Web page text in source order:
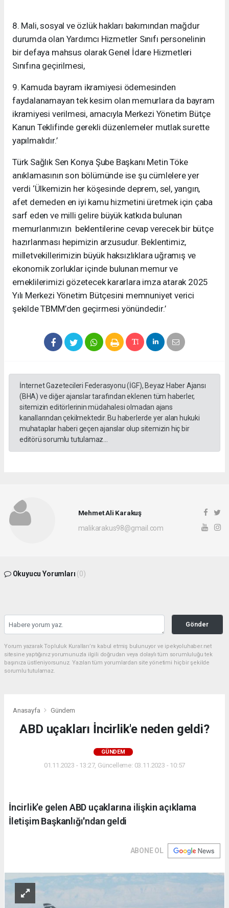
8. Mali, sosyal ve özlük hakları bakımından mağdur
durumda olan Yardımcı Hizmetler Sınıfı personelinin
bir defaya mahsus olarak Genel İdare Hizmetleri
Sınıfına geçirilmesi,
9. Kamuda bayram ikramiyesi ödemesinden
faydalanamayan tek kesim olan memurlara da bayram
ikramiyesi verilmesi, amacıyla Merkezi Yönetim Bütçe
Kanun Teklifinde gerekli düzenlemeler mutlak surette
yapılmalıdır.’
Türk Sağlık Sen Konya Şube Başkanı Metin Töke
anıklamasının son bölümünde ise şu cümlelere yer
verdi ‘Ülkemizin her köşesinde deprem, sel, yangın,
afet demeden en iyi kamu hizmetini üretmek için çaba
sarf eden ve milli gelire büyük katkıda bulunan
memurlarımızın beklentilerine cevap verecek bir bütçe
hazırlanması hepimizin arzusudur. Beklentimiz,
milletvekillerimizin büyük haksızlıklara uğramış ve
ekonomik zorluklar içinde bulunan memur ve
emeklilerimizi gözetecek kararlara imza atarak 2025
Yılı Merkezi Yönetim Bütçesini memnuniyet verici
şekilde TBMM’den geçirmesi yönündedir.’
İnternet Gazetecileri Federasyonu (İGF), Beyaz Haber Ajansı
(BHA) ve diğer ajanslar tarafından eklenen tüm haberler,
sitemizin editörlerinin müdahalesi olmadan ajans
kanallarından çekilmektedir. Bu haberlerde yer alan hukuki
muhataplar haberi geçen ajanslar olup sitemizin hiç bir
editörü sorumlu tutulamaz...
Mehmet Ali Karakuş
malikarakus98@gmail.com
Okuyucu Yorumları (0)
Gönder
Yorum yazarak Topluluk Kuralları’nı kabul etmiş bulunuyor ve ipekyoluhaber.net
sitesine yaptığınız yorumunuzla ilgili doğrudan veya dolaylı tüm sorumluluğu tek
başınıza üstleniyorsunuz. Yazılan tüm yorumlardan site yönetimi hiçbir şekilde
sorumlu tutulamaz.
Anasayfa Gündem
ABD uçakları İncirlik'e neden geldi?
GÜNDEM
01.11.2023 - 13:27, Güncelleme: 03.11.2023 - 10:57
İncirlik’e gelen ABD uçaklarına ilişkin açıklama
İletişim Başkanlığı'ndan geldi
ABONE OL